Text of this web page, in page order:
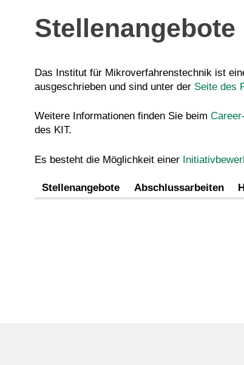
Stellenangebote
Das Institut für Mikroverfahrenstechnik ist
ausgeschrieben und sind unter der Seite des
Weitere Informationen finden Sie beim
des KIT.
Es besteht die Möglichkeit einer
Stellenangebote Abschlussarbeiten